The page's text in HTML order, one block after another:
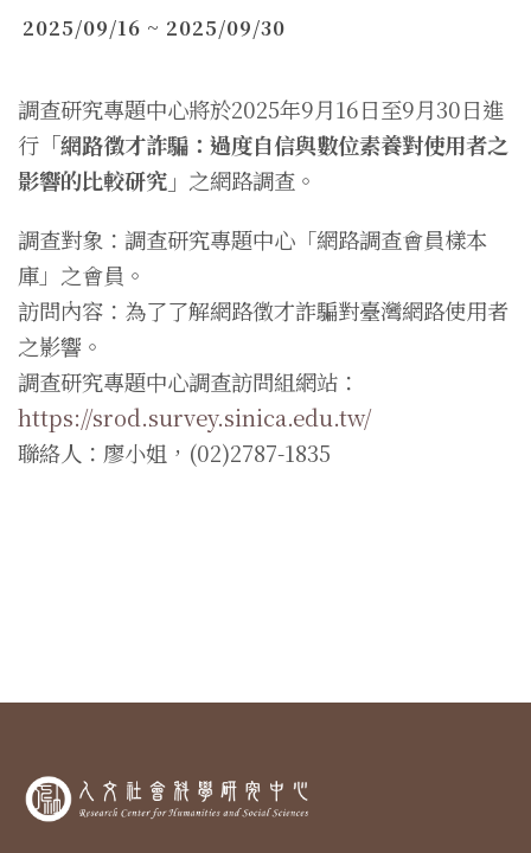
2025/09/16 ~ 2025/09/30
調查研究專題中心將於2025年9月16日至9月30日進
行 「網路徵才詐騙：過度自信與數位素養對使用者之
影響的比較研究」 之網路調查。
調查對象：調查研究專題中心「網路調查會員樣本
庫」之會員。
訪問內容：為了了解網路徵才詐騙對臺灣網路使用者
之影響。
調查研究專題中心調查訪問組網站：
https://srod.survey.sinica.edu.tw/
聯絡人：廖小姐，(02)2787-1835